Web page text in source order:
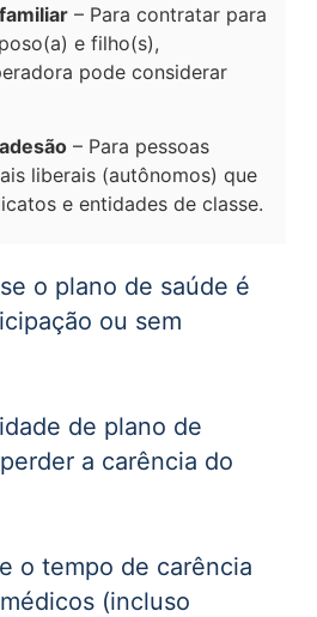
– Para contratar para
e filho(s),
pode considerar
– Para pessoas
liberais (autônomos) que
e entidades de classe.
o plano de saúde é
ou sem
de plano de
a carência do
o tempo de carência
(incluso